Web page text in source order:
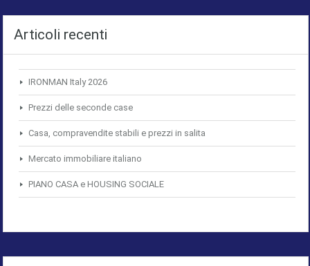
Articoli recenti
IRONMAN Italy 2026
Prezzi delle seconde case
Casa, compravendite stabili e prezzi in salita
Mercato immobiliare italiano
PIANO CASA e HOUSING SOCIALE